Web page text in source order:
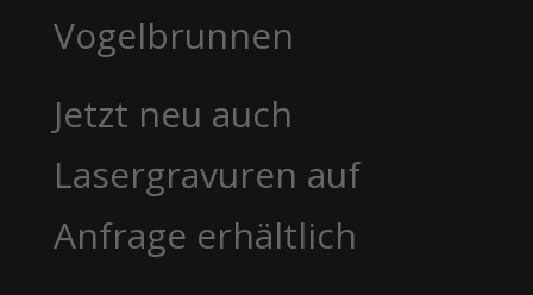
Vogelbrunnen
Jetzt neu auch
Lasergravuren auf
Anfrage erhältlich